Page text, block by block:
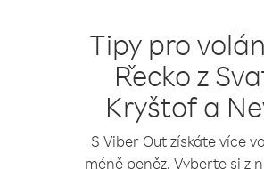
Tipy pro
Řecko z
Kryštof a
S Viber Out získáte více
méně peněz. Vyberte si z